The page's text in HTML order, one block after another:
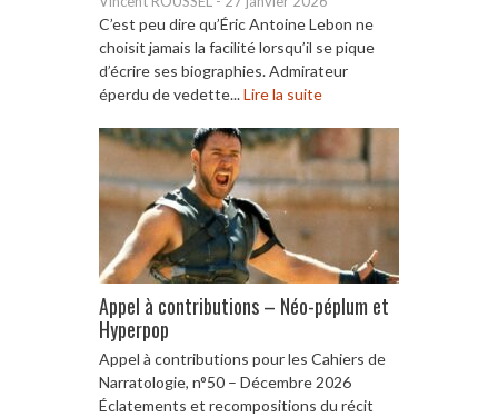
C’est peu dire qu’Éric Antoine Lebon ne
choisit jamais la facilité lorsqu’il se pique
d’écrire ses biographies. Admirateur
éperdu de vedette...Lire la suite
Appel à contributions – Néo-péplum et
Hyperpop
Appel à contributions pour les Cahiers de
Narratologie, n°50 – Décembre 2026
Éclatements et recompositions du récit